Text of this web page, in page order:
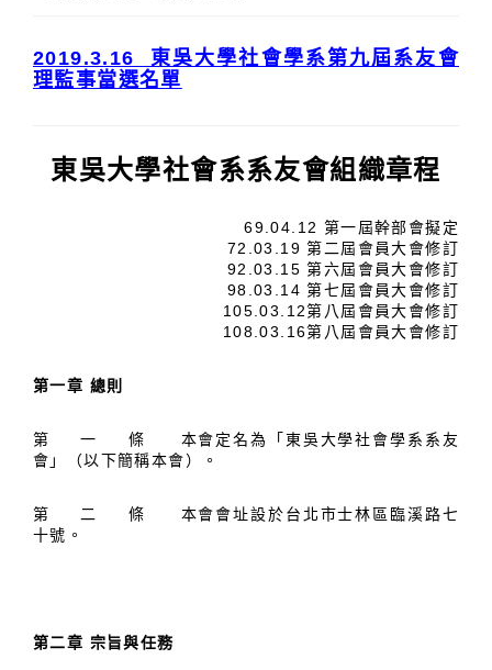
2019.3.16 東吳大學社會學系第九屆系友會
理監事當選名單
東吳大學社會系系友會組織章程
69.04.12 第一屆幹部會擬定
72.03.19 第二屆會員大會修訂
92.03.15 第六屆會員大會修訂
98.03.14 第七屆會員大會修訂
105.03.12第八屆會員大會修訂
108.03.16第八屆會員大會修訂
第一章 總則
第 一 條 本會定名為「東吳大學社會學系系友
會」（以下簡稱本會）。
第 二 條 本會會址設於台北市士林區臨溪路七
十號。
第二章 宗旨與任務